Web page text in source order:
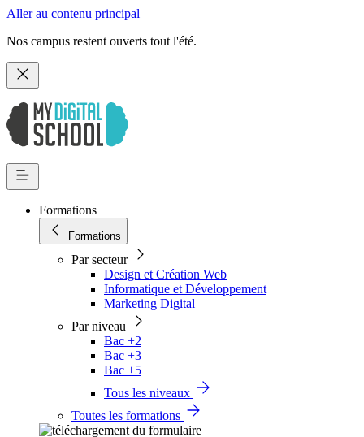
Aller au contenu principal
Nos campus restent ouverts tout l'été.
Formations
Formations
Par secteur
Design et Création Web
Informatique et Développement
Marketing Digital
Par niveau
Bac +2
Bac +3
Bac +5
Tous les niveaux
Toutes les formations